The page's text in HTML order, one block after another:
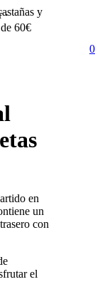
·
60€
0
y
en
un
con
el